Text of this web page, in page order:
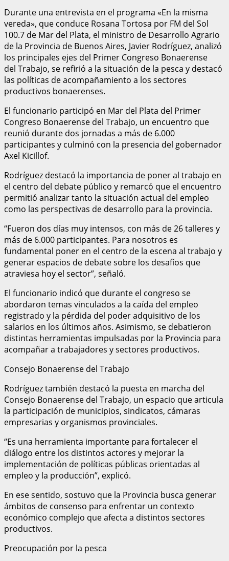
Durante una entrevista en el programa «En la misma
vereda», que conduce Rosana Tortosa por FM del Sol
100.7 de Mar del Plata, el ministro de Desarrollo Agrario
de la Provincia de Buenos Aires, Javier Rodríguez, analizó
los principales ejes del Primer Congreso Bonaerense
del Trabajo, se refirió a la situación de la pesca y destacó
las políticas de acompañamiento a los sectores
productivos bonaerenses.
El funcionario participó en Mar del Plata del Primer
Congreso Bonaerense del Trabajo, un encuentro que
reunió durante dos jornadas a más de 6.000
participantes y culminó con la presencia del gobernador
Axel Kicillof.
Rodríguez destacó la importancia de poner al trabajo en
el centro del debate público y remarcó que el encuentro
permitió analizar tanto la situación actual del empleo
como las perspectivas de desarrollo para la provincia.
“Fueron dos días muy intensos, con más de 26 talleres y
más de 6.000 participantes. Para nosotros es
fundamental poner en el centro de la escena al trabajo y
generar espacios de debate sobre los desafíos que
atraviesa hoy el sector”, señaló.
El funcionario indicó que durante el congreso se
abordaron temas vinculados a la caída del empleo
registrado y la pérdida del poder adquisitivo de los
salarios en los últimos años. Asimismo, se debatieron
distintas herramientas impulsadas por la Provincia para
acompañar a trabajadores y sectores productivos.
Consejo Bonaerense del Trabajo
Rodríguez también destacó la puesta en marcha del
Consejo Bonaerense del Trabajo, un espacio que articula
la participación de municipios, sindicatos, cámaras
empresarias y organismos provinciales.
“Es una herramienta importante para fortalecer el
diálogo entre los distintos actores y mejorar la
implementación de políticas públicas orientadas al
empleo y la producción”, explicó.
En ese sentido, sostuvo que la Provincia busca generar
ámbitos de consenso para enfrentar un contexto
económico complejo que afecta a distintos sectores
productivos.
Preocupación por la pesca